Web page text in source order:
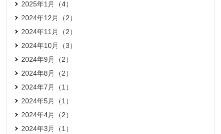
2025年1月（4）
2024年12月（2）
2024年11月（2）
2024年10月（3）
2024年9月（2）
2024年8月（2）
2024年7月（1）
2024年5月（1）
2024年4月（2）
2024年3月（1）